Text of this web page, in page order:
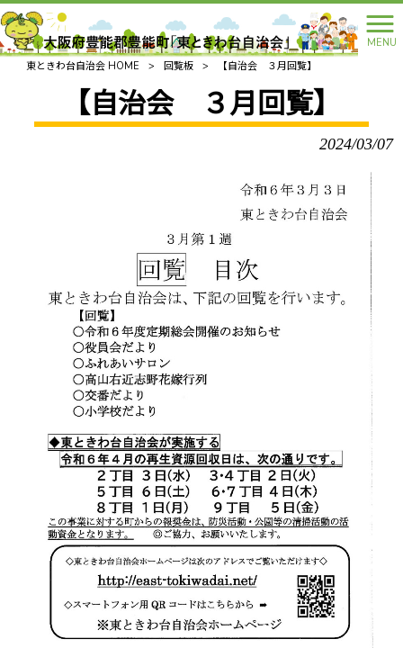
MENU
東ときわ台自治会 HOME
> 回覧板 > 【自治会 ３月回覧】
【自治会 ３月回覧】
2024/03/07